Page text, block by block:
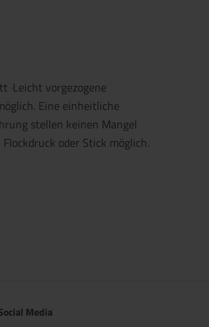
·Leicht vorgezogene
Eine einheitliche
stellen keinen Mangel
oder Stick möglich.
Media